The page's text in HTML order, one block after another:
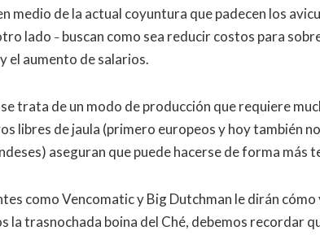
medio de la actual coyuntura que padecen los
lado – buscan como sea reducir costos para
el aumento de salarios.
trata de un modo de producción que requiere
libres de jaula (primero europeos y hoy también
aseguran que puede hacerse de forma más
como Vencomatic y Big Dutchman le dirán
la trasnochada boina del Ché, debemos recordar